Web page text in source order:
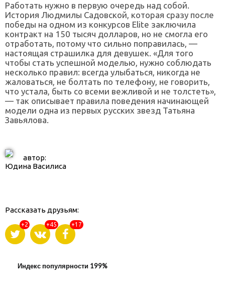
Работать нужно в первую очередь над собой.
История Людмилы Садовской, которая сразу после
победы на одном из конкурсов Elite заключила
контракт на 150 тысяч долларов, но не смогла его
отработать, потому что сильно поправилась, —
настоящая страшилка для девушек. «Для того
чтобы стать успешной моделью, нужно соблюдать
несколько правил: всегда улыбаться, никогда не
жаловаться, не болтать по телефону, не говорить,
что устала, быть со всеми вежливой и не толстеть»,
— так описывает правила поведения начинающей
модели одна из первых русских звезд Татьяна
Завьялова.
автор:
Юдина Василиса
Рассказать друзьям:
+2 +45 +17
Индекс популярности 199%